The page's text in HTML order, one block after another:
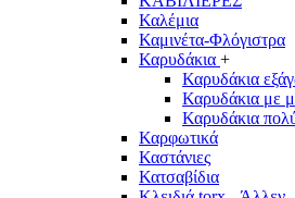
Καλέμια
Καμινέτα-Φλόγιστρα
Καρυδάκια +
Καρυδάκια
Καρυδάκια με
Καρυδάκια
Καρφωτικά
Καστάνιες
Κατσαβίδια